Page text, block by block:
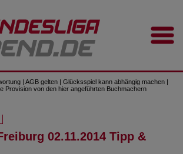
| AGB gelten | Glücksspiel kann abhängig machen |
Provision von den hier angeführten Buchmachern
02.11.2014 Tipp &